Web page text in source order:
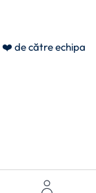
❤️ de către echipa